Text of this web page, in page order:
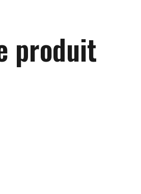
produit